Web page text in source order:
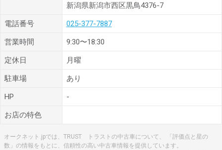
新潟県新潟市西区黒鳥4376-7
電話番号 025-377-7887
営業時間 9:30〜18:30
定休日 月曜
駐車場 あり
HP -
お店の特色
オークネット.jpでは、TRUST トラストの中古車について、 「評価点と星の
数」の情報をもとに、信頼性の高い中古車情報を提供しています。